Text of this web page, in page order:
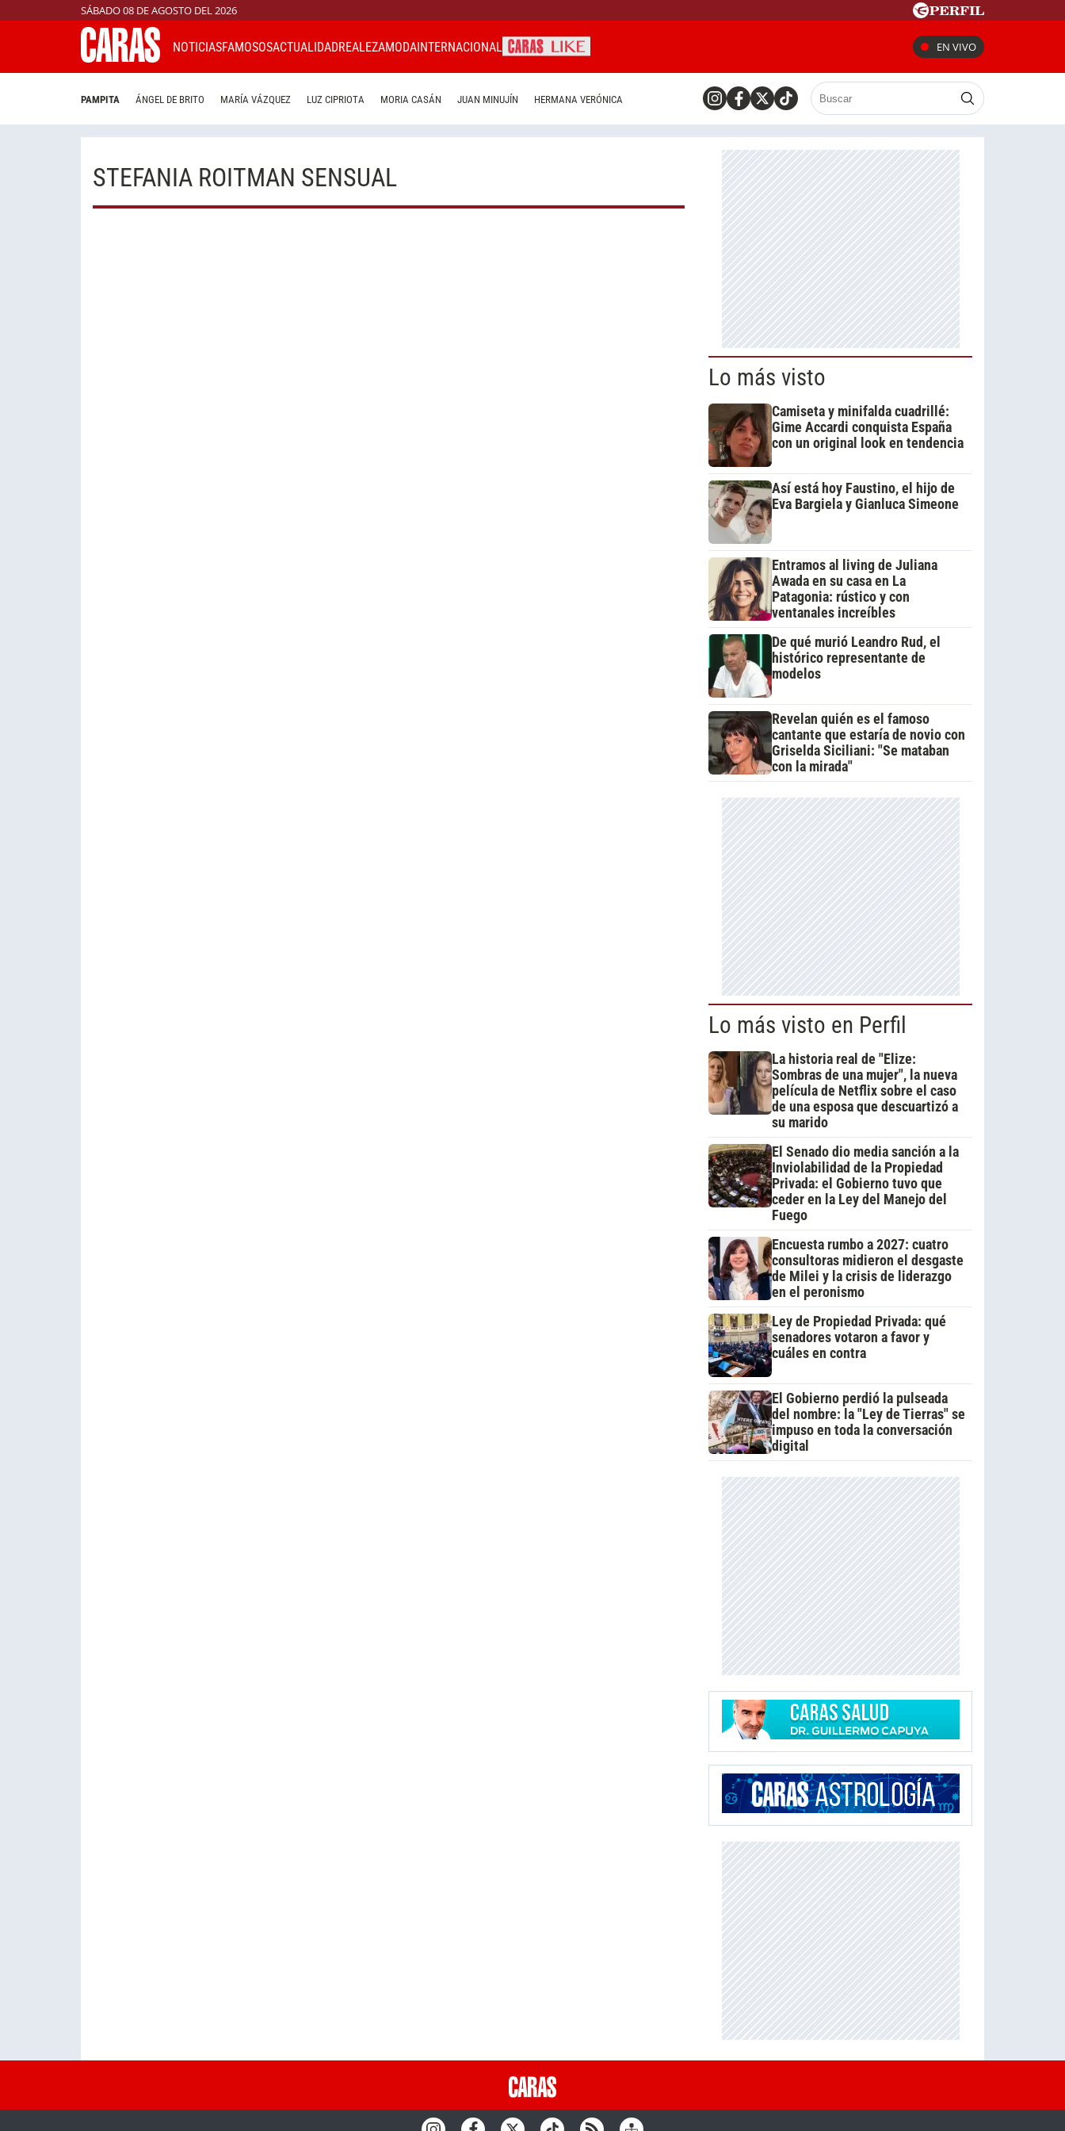
SÁBADO 08 DE AGOSTO DEL 2026
NOTICIASFAMOSOSACTUALIDADREALEZAMODAINTERNACIONAL EN VIVO
PAMPITA ÁNGEL DE BRITO MARÍA VÁZQUEZ LUZ CIPRIOTA MORIA CASÁN JUAN MINUJÍN HERMANA VERÓNICA
STEFANIA ROITMAN SENSUAL
Lo más visto
Camiseta y minifalda cuadrillé:
Gime Accardi conquista España
con un original look en tendencia
Así está hoy Faustino, el hijo de
Eva Bargiela y Gianluca Simeone
Entramos al living de Juliana
Awada en su casa en La
Patagonia: rústico y con
ventanales increíbles
De qué murió Leandro Rud, el
histórico representante de
modelos
Revelan quién es el famoso
cantante que estaría de novio con
Griselda Siciliani: "Se mataban
con la mirada"
Lo más visto en Perfil
La historia real de "Elize:
Sombras de una mujer", la nueva
película de Netflix sobre el caso
de una esposa que descuartizó a
su marido
El Senado dio media sanción a la
Inviolabilidad de la Propiedad
Privada: el Gobierno tuvo que
ceder en la Ley del Manejo del
Fuego
Encuesta rumbo a 2027: cuatro
consultoras midieron el desgaste
de Milei y la crisis de liderazgo
en el peronismo
Ley de Propiedad Privada: qué
senadores votaron a favor y
cuáles en contra
El Gobierno perdió la pulseada
del nombre: la "Ley de Tierras" se
impuso en toda la conversación
digital